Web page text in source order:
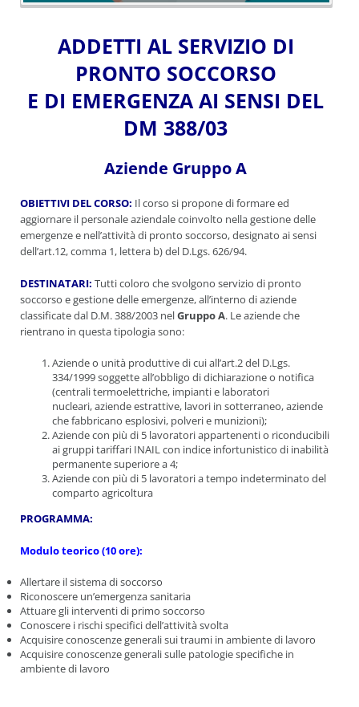
ADDETTI AL SERVIZIO DI
PRONTO SOCCORSO
E DI EMERGENZA AI SENSI DEL
DM 388/03
Aziende Gruppo A
OBIETTIVI DEL CORSO: Il corso si propone di formare ed
aggiornare il personale aziendale coinvolto nella gestione delle
emergenze e nell’attività di pronto soccorso, designato ai sensi
dell’art.12, comma 1, lettera b) del D.Lgs. 626/94.
DESTINATARI:Tutti coloro che svolgono servizio di pronto
soccorso e gestione delle emergenze, all’interno di aziende
classificate dal D.M. 388/2003 nelGruppo A. Le aziende che
rientrano in questa tipologia sono:
Aziende o unità produttive di cui all’art.2 del D.Lgs.
334/1999 soggette all’obbligo di dichiarazione o notifica
(centrali termoelettriche, impianti e laboratori
nucleari,aziende estrattive, lavori in sotterraneo, aziende
che fabbricano esplosivi, polveri e munizioni);
Aziende con più di 5 lavoratori appartenenti o riconducibili
ai gruppi tariffari INAIL con indice infortunistico di inabilità
permanente superiore a 4;
Aziende con più di 5 lavoratori a tempo indeterminato del
comparto agricoltura
PROGRAMMA:
Modulo teorico (10 ore):
Allertare il sistema di soccorso
Riconoscere un’emergenza sanitaria
Attuare gli interventi di primo soccorso
Conoscere i rischi specifici dell’attività svolta
Acquisire conoscenze generali sui traumi in ambiente di lavoro
Acquisire conoscenze generali sulle patologie specifiche in
ambiente di lavoro